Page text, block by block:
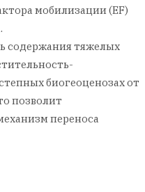
мобилизации (EF)
содержания тяжелых
биогеоценозах от
позволит
переноса